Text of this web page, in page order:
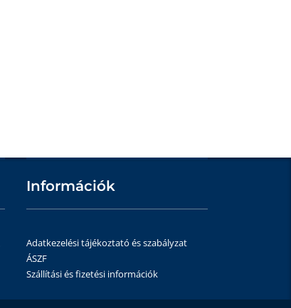
Információk
Adatkezelési tájékoztató és szabályzat
ÁSZF
Szállítási és fizetési információk